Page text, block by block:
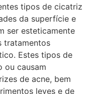
tipos de cicatriz
da superfície e
ser esteticamente
tratamentos
Estes tipos de
ou causam
de acne, bem
leves e de